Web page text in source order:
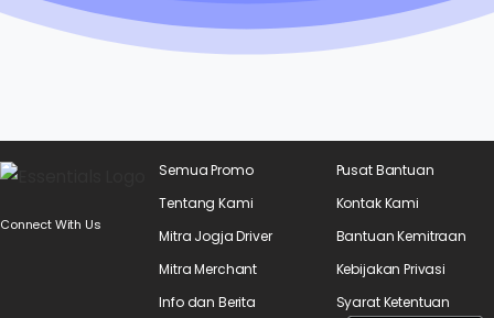
Connect With Us
Semua Promo
Tentang Kami
Mitra Jogja Driver
Mitra Merchant
Info dan Berita
Pusat Bantuan
Kontak Kami
Bantuan Kemitraan
Kebijakan Privasi
Syarat Ketentuan